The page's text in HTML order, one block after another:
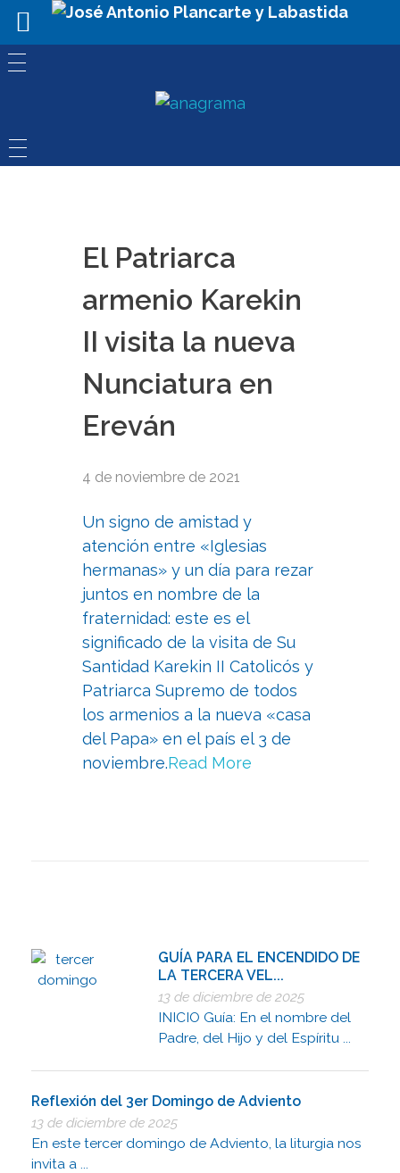
El Patriarca
armenio Karekin
II visita la nueva
Nunciatura en
Ereván
4 de noviembre de 2021
Un signo de amistad y
atención entre «Iglesias
hermanas» y un día para rezar
juntos en nombre de la
fraternidad: este es el
significado de la visita de Su
Santidad Karekin II Catolicós y
Patriarca Supremo de todos
los armenios a la nueva «casa
del Papa» en el país el 3 de
noviembre.Read More
GUÍA PARA EL ENCENDIDO DE
LA TERCERA VEL...
13 de diciembre de 2025
INICIO Guía: En el nombre del
Padre, del Hijo y del Espíritu ...
Reflexión del 3er Domingo de Adviento
13 de diciembre de 2025
En este tercer domingo de Adviento, la liturgia nos
invita a ...